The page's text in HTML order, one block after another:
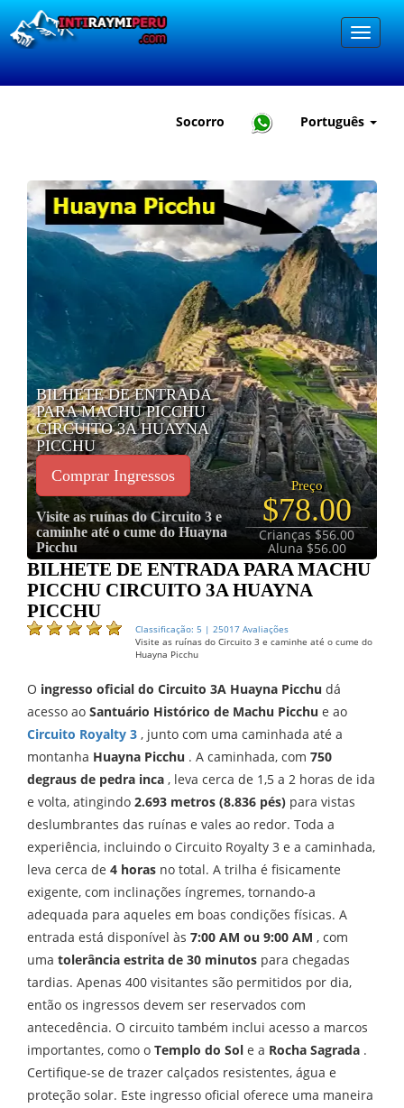
Socorro Português
BILHETE DE ENTRADA
PARA MACHU PICCHU
CIRCUITO 3A HUAYNA
PICCHU
Comprar Ingressos
Visite as ruínas do Circuito 3 e
caminhe até o cume do Huayna
Picchu
Preço
$78.00
Crianças $56.00
Aluna $56.00
BILHETE DE ENTRADA PARA MACHU
PICCHU CIRCUITO 3A HUAYNA
PICCHU
Classificação: 5 | 25017 Avaliações
Visite as ruínas do Circuito 3 e caminhe até o cume do
Huayna Picchu
O ingresso oficial do Circuito 3A Huayna Picchu dá
acesso ao Santuário Histórico de Machu Picchu e ao
Circuito Royalty 3 , junto com uma caminhada até a
montanha Huayna Picchu . A caminhada, com 750
degraus de pedra inca , leva cerca de 1,5 a 2 horas de ida
e volta, atingindo 2.693 metros (8.836 pés) para vistas
deslumbrantes das ruínas e vales ao redor. Toda a
experiência, incluindo o Circuito Royalty 3 e a caminhada,
leva cerca de 4 horas no total. A trilha é fisicamente
exigente, com inclinações íngremes, tornando-a
adequada para aqueles em boas condições físicas. A
entrada está disponível às 7:00 AM ou 9:00 AM , com
uma tolerância estrita de 30 minutos para chegadas
tardias. Apenas 400 visitantes são permitidos por dia,
então os ingressos devem ser reservados com
antecedência. O circuito também inclui acesso a marcos
importantes, como o Templo do Sol e a Rocha Sagrada .
Certifique-se de trazer calçados resistentes, água e
proteção solar. Este ingresso oficial oferece uma maneira